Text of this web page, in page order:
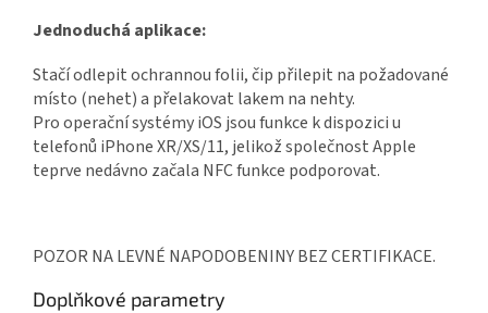
Jednoduchá aplikace:
Stačí odlepit ochrannou folii, čip přilepit na požadované
místo (nehet) a přelakovat lakem na nehty.
Pro operační systémy iOS jsou funkce k dispozici u
telefonů iPhone XR/XS/11, jelikož společnost Apple
teprve nedávno začala NFC funkce podporovat.
POZOR NA LEVNÉ NAPODOBENINY BEZ CERTIFIKACE.
Doplňkové parametry